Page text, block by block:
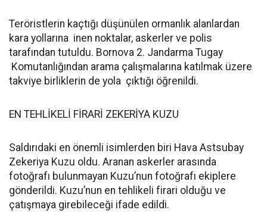
Teröristlerin kaçtığı düşünülen ormanlık alanlardan
kara yollarına inen noktalar, askerler ve polis
tarafından tutuldu. Bornova 2. Jandarma Tugay
Komutanlığından arama çalışmalarına katılmak üzere
takviye birliklerin de yola çıktığı öğrenildi.
EN TEHLİKELİ FİRARİ ZEKERİYA KUZU
Saldırıdaki en önemli isimlerden biri Hava Astsubay
Zekeriya Kuzu oldu. Aranan askerler arasında
fotoğrafı bulunmayan Kuzu’nun fotoğrafı ekiplere
gönderildi. Kuzu’nun en tehlikeli firari olduğu ve
çatışmaya girebileceği ifade edildi.